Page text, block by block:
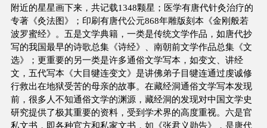
附近的星星画下来，共记载1348颗星；医学有唐代针灸治疗的
专著《灸法图》；印刷有唐代公元868年雕版刻本《金刚般若
波罗蜜经》。五是文学典籍，一类是传统文学作品，如唐代抄
写的我国最早的诗歌总集《诗经》、南朝前文学作品总集《文
选》；更重要的另一类是许多通俗文学写本，如变文、讲经
文，五代写本《大目犍连变文》是讲佛弟子目犍连通过虔诚修
行救出在地狱受苦的母亲的故事。在藏经洞通俗文学写本发现
前，很多人不知通俗文学的渊源，藏经洞的发现对中国文学史
研究提供了极其重要的资料，受到学术界的高度重视。六是官
私文书，即各种官方和私家文书，如《张君义勋告》，是唐代